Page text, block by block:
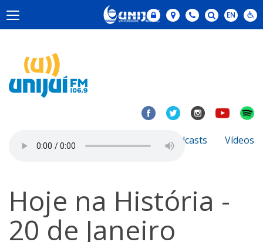
Notícias Podcasts Vídeos
Hoje na História -
20 de Janeiro